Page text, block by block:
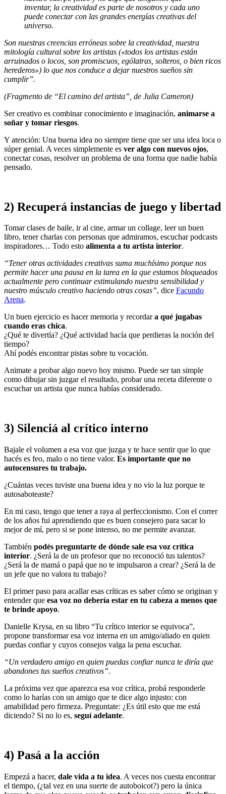
inventar, la creatividad es parte de nosotros y cada uno
puede conectar con las grandes energías creativas del
universo.
Son nuestras creencias erróneas sobre la creatividad, nuestra
mitología cultural sobre los artistas («todos los artistas están
arruinados o locos, son promiscuos, ególatras, solteros, o bien ricos
herederos») lo que nos conduce a dejar nuestros sueños sin
cumplir”.
(Fragmento de “El camino del artista”, de Julia Cameron)
Ser creativo es combinar conocimiento e imaginación, animarse a
soñar y tomar riesgos.
Y atención: Una buena idea no siempre tiene que ser una idea loca o
súper genial. A veces simplemente es ver algo con nuevos ojos,
conectar cosas, resolver un problema de una forma que nadie había
pensado.
2) Recuperá instancias de juego y libertad
Tomar clases de baile, ir al cine, armar un collage, leer un buen
libro, tener charlas con personas que admiramos, escuchar podcasts
inspiradores… Todo esto alimenta a tu artista interior.
“Tener otras actividades creativas suma muchísimo porque nos
permite hacer una pausa en la tarea en la que estamos bloqueados
actualmente pero continuar estimulando nuestra sensibilidad y
nuestro músculo creativo haciendo otras cosas”, dice Facundo
Arena.
Un buen ejercicio es hacer memoria y recordara qué jugabas
cuando eras chica.
¿Qué te divertía? ¿Qué actividad hacía que perdieras la noción del
tiempo?
Ahí podés encontrar pistas sobre tu vocación.
Animate a probar algo nuevo hoy mismo. Puede ser tan simple
como dibujar sin juzgar el resultado, probar una receta diferente o
escuchar un artista que nunca habías considerado.
3) Silenciá al crítico interno
Bajale el volumen a esa voz que juzga y te hace sentir que lo que
hacés es feo, malo o no tiene valor. Es importante que no
autocensures tu trabajo.
¿Cuántas veces tuviste una buena idea y no vio la luz porque te
autosaboteaste?
En mi caso, tengo que tener a raya al perfeccionismo. Con el correr
de los años fui aprendiendo que es buen consejero para sacar lo
mejor de mí, pero si se pone intenso, no me permite avanzar.
También podés preguntarte de dónde sale esa voz crítica
interior. ¿Será la de un profesor que no reconoció tus talentos?
¿Será la de mamá o papá que no te impulsaron a crear? ¿Será la de
un jefe que no valora tu trabajo?
El primer paso para acallar esas críticas es saber cómo se originan y
entender que esa voz no debería estar en tu cabeza a menos que
te brinde apoyo.
Danielle Krysa, en su libro “Tu crítico interior se equivoca”,
propone transformar esa voz interna en un amigo/aliado en quien
puedas confiar y cuyos consejos valga la pena escuchar.
“Un verdadero amigo en quien puedas confiar nunca te diría que
abandones tus sueños creativos”.
La próxima vez que aparezca esa voz crítica, probá responderle
como lo harías con un amigo que te dice algo injusto: con
amabilidad pero firmeza. Preguntate: ¿Es útil esto que me está
diciendo? Si no lo es, seguí adelante.
4) Pasá a la acción
Empezá a hacer, dale vida a tu idea. A veces nos cuesta encontrar
el tiempo, (¿tal vez en una suerte de autoboicot?) pero la única